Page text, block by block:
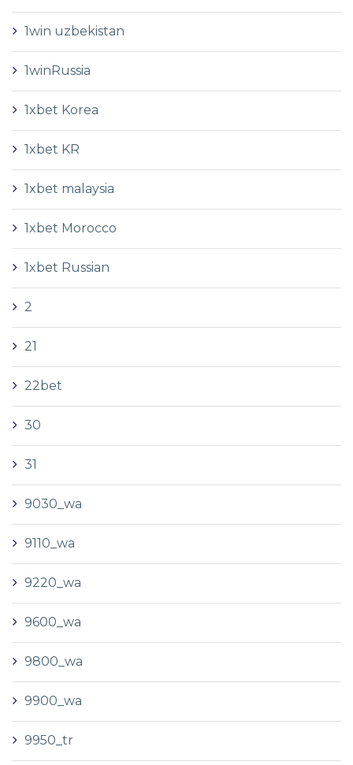
1win uzbekistan
1winRussia
1xbet Korea
1xbet KR
1xbet malaysia
1xbet Morocco
1xbet Russian
2
21
22bet
30
31
9030_wa
9110_wa
9220_wa
9600_wa
9800_wa
9900_wa
9950_tr